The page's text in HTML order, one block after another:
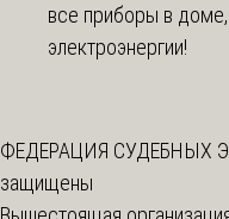
все приборы в
электроэнергии!
ФЕДЕРАЦИЯ СУДЕБНЫХ
защищены